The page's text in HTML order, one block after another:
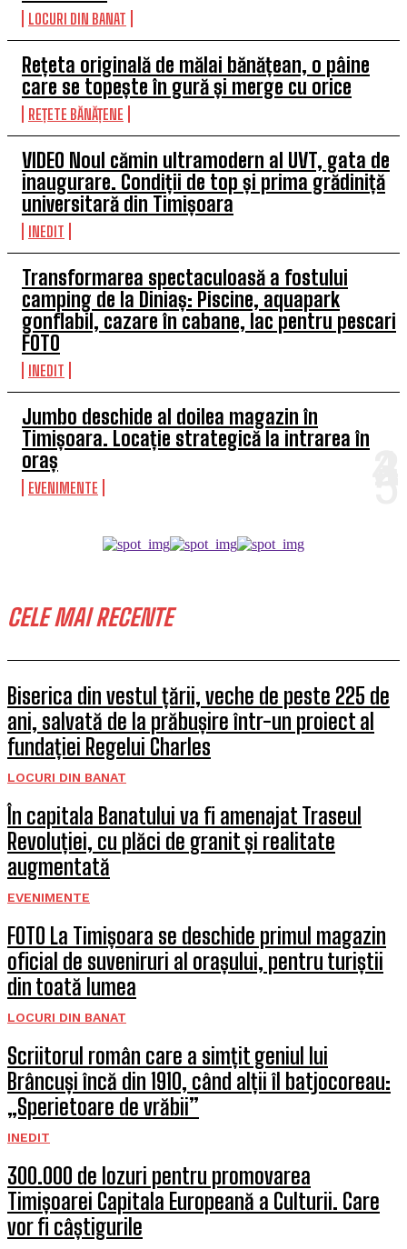
LOCURI DIN BANAT
Rețeta originală de mălai bănățean, o pâine
care se topește în gură și merge cu orice
REȚETE BĂNĂȚENE
VIDEO Noul cămin ultramodern al UVT, gata de
inaugurare. Condiții de top și prima grădiniță
universitară din Timișoara
INEDIT
Transformarea spectaculoasă a fostului
camping de la Diniaș: Piscine, aquapark
gonflabil, cazare în cabane, lac pentru pescari
FOTO
INEDIT
Jumbo deschide al doilea magazin în
Timișoara. Locație strategică la intrarea în
oraș
EVENIMENTE
CELE MAI RECENTE
Biserica din vestul țării, veche de peste 225 de
ani, salvată de la prăbușire într-un proiect al
fundației Regelui Charles
LOCURI DIN BANAT
În capitala Banatului va fi amenajat Traseul
Revoluției, cu plăci de granit și realitate
augmentată
EVENIMENTE
FOTO La Timișoara se deschide primul magazin
oficial de suveniruri al orașului, pentru turiștii
din toată lumea
LOCURI DIN BANAT
Scriitorul român care a simțit geniul lui
Brâncuși încă din 1910, când alții îl batjocoreau:
„Sperietoare de vrăbii”
INEDIT
300.000 de lozuri pentru promovarea
Timișoarei Capitala Europeană a Culturii. Care
vor fi câștigurile